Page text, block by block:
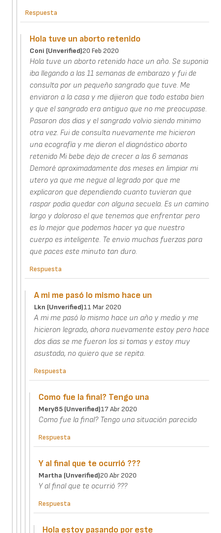
Respuesta
Hola tuve un aborto retenido
Coni (unverified)20 Feb 2020
Hola tuve un aborto retenido hace un año. Se suponia
iba llegando a las 11 semanas de embarazo y fui de
consulta por un pequeño sangrado que tuve. Me
enviaron a la casa y me dijieron que todo estaba bien
y que el sangrado era antiguo que no me preocupase.
Pasaron dos dias y el sangrado volvio siendo minimo
otra vez. Fui de consulta nuevamente me hicieron
una ecografía y me dieron el diagnóstico aborto
retenido Mi bebe dejo de crecer a las 6 semanas
Demoré aproximadamente dos meses en limpiar mi
utero ya que me negue al legrado por que me
explicaron que dependiendo cuanto tuvieran que
raspar podia quedar con alguna secuela. Es un camino
largo y doloroso el que tenemos que enfrentar pero
es lo mejor que podemos hacer ya que nuestro
cuerpo es inteligente. Te envio muchas fuerzas para
que paces este minuto tan duro.
Respuesta
A mi me pasó lo mismo hace un
Lkn (unverified)11 Mar 2020
A mi me pasó lo mismo hace un año y medio y me
hicieron legrado, ahora nuevamente estoy pero hace
dos dias se me fueron los si tomas y estoy muy
asustada, no quiero que se repita.
Respuesta
Como fue la final? Tengo una
Mery85 (unverified)17 Abr 2020
Como fue la final? Tengo una situación parecido
Respuesta
Y al final que te ocurrió ???
Martha (unverified)20 Abr 2020
Y al final que te ocurrió ???
Respuesta
Hola estoy pasando por este